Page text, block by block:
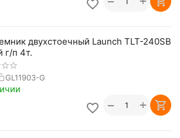
двухстоечный Launch TLT-240SB
г/п 4т.
GL11903-G
+
−